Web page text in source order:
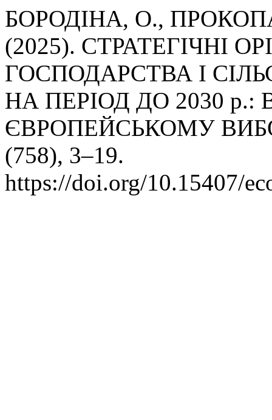
БОРОДІНА, О.,
(2025). СТРАТЕГІЧНІ
ГОСПОДАРСТВА І
НА ПЕРІОД ДО 2030 р.:
ЄВРОПЕЙСЬКОМУ
(758), 3–19.
https://doi.org/10.15407/